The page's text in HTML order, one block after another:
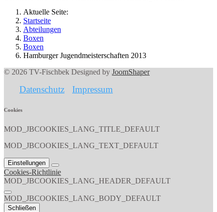
Aktuelle Seite:
Startseite
Abteilungen
Boxen
Boxen
Hamburger Jugendmeisterschaften 2013
© 2026 TV-Fischbek Designed by JoomShaper
Datenschutz Impressum
Cookies
MOD_JBCOOKIES_LANG_TITLE_DEFAULT
MOD_JBCOOKIES_LANG_TEXT_DEFAULT
Einstellungen
Cookies-Richtlinie
MOD_JBCOOKIES_LANG_HEADER_DEFAULT
MOD_JBCOOKIES_LANG_BODY_DEFAULT
Schließen